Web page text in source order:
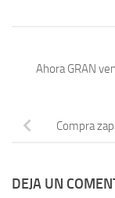
Ahora GRAN
Compra
DEJA UN